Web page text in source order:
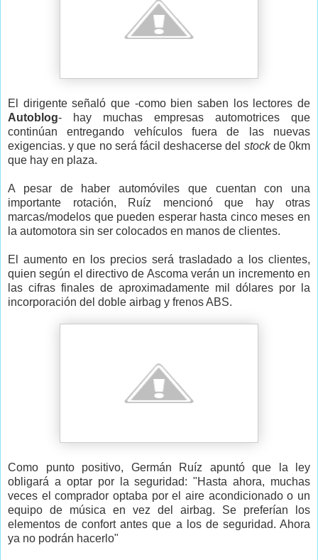
El dirigente señaló que -como bien saben los lectores de
Autoblog- hay muchas empresas automotrices que
continúan entregando vehículos fuera de las nuevas
exigencias. y que no será fácil deshacerse del stockde 0km
que hay en plaza.
A pesar de haber automóviles que cuentan con una
importante rotación, Ruíz mencionó que hay otras
marcas/modelos que pueden esperar hasta cinco meses en
la automotora sin ser colocados en manos de clientes.
El aumento en los precios será trasladado a los clientes,
quien según el directivo de Ascoma verán un incremento en
las cifras finales de aproximadamente mil dólares por la
incorporación del doble airbag y frenos ABS.
Como punto positivo, Germán Ruíz apuntó que la ley
obligará a optar por la seguridad: "Hasta ahora, muchas
veces el comprador optaba por el aire acondicionado o un
equipo de música en vez del airbag. Se preferían los
elementos de confort antes que a los de seguridad. Ahora
ya no podrán hacerlo"